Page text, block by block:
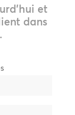
et
dans